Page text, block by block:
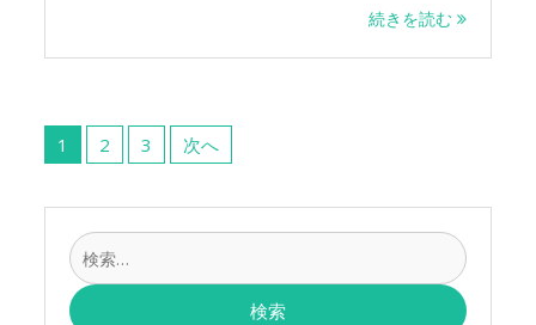
続きを読む
投
稿
ペ
1 2 3 次へ
検
索: